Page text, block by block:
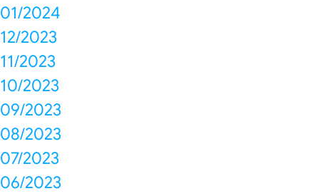
01/2024
12/2023
11/2023
10/2023
09/2023
08/2023
07/2023
06/2023